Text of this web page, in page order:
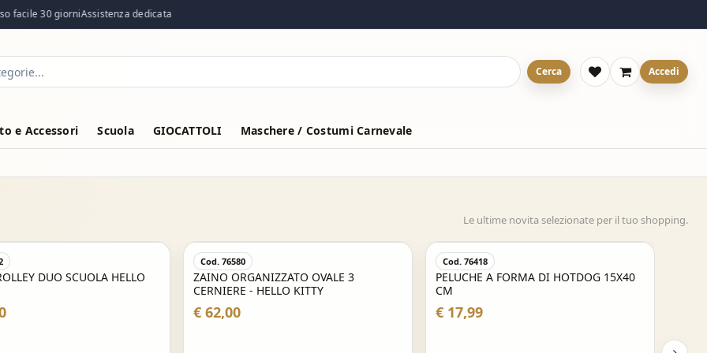
facile 30 giorniAssistenza dedicata
Cerca Accedi
e Accessori Scuola GIOCATTOLI Maschere / Costumi Carnevale
Le ultime novita selezionate per il tuo shopping.
OVALE 3
- HELLO KITTY
Cod. 76418
PELUCHE A FORMA DI HOTDOG 15X40
CM
€ 17,99
Cod. 30F202526-899
PORTAFOGLIO PORTAMONETE
APERTURA VELCRO MILAN - ACM 1899
€ 14,90